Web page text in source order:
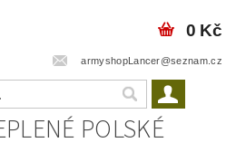
armyshopLancer@seznam.cz
0 Kč
POLSKÉ